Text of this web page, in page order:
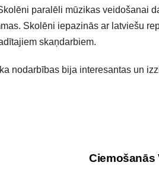
paralēli mūzikas veidošanai
Skolēni iepazinās ar latviešu
skaņdarbiem.
nodarbības bija interesantas un
Ciemošanās